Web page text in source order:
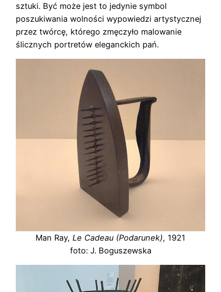
sztuki. Być może jest to jedynie symbol
poszukiwania wolności wypowiedzi artystycznej
przez twórcę, którego zmęczyło malowanie
ślicznych portretów eleganckich pań.
Man Ray, Le Cadeau (Podarunek), 1921
foto: J. Boguszewska